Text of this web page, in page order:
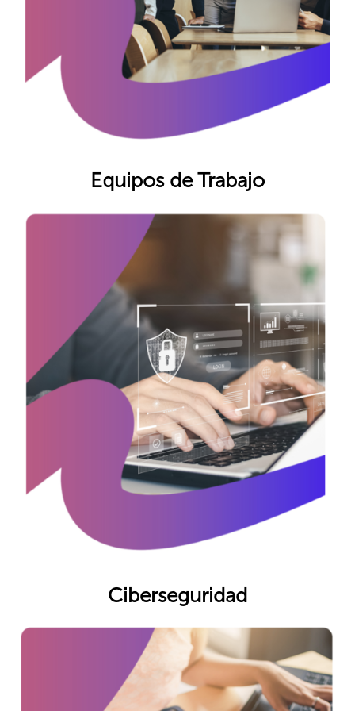
Equipos de Trabajo
Ciberseguridad